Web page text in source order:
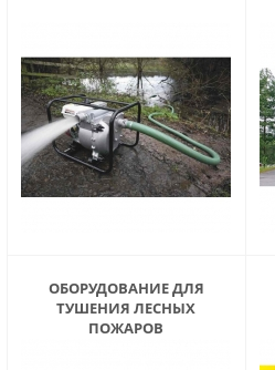
ОБОРУДОВАНИЕ ДЛЯ
ТУШЕНИЯ ЛЕСНЫХ
ПОЖАРОВ